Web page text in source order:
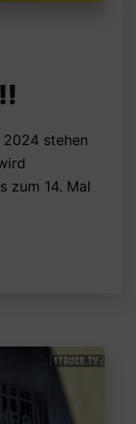
2024 stehen
zum 14. Mal